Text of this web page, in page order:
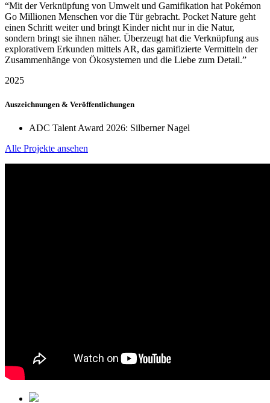
“Mit der Verknüpfung von Umwelt und Gamifikation hat Pokémon
Go Millionen Menschen vor die Tür gebracht. Pocket Nature geht
einen Schritt weiter und bringt Kinder nicht nur in die Natur,
sondern bringt sie ihnen näher. Überzeugt hat die Verknüpfung aus
explorativem Erkunden mittels AR, das gamifizierte Vermitteln der
Zusammenhänge von Ökosystemen und die Liebe zum Detail.”
2025
Auszeichnungen & Veröffentlichungen
ADC Talent Award 2026: Silberner Nagel
Alle Projekte ansehen